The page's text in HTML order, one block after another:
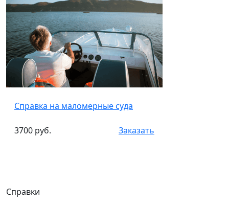
Справка на маломерные суда
3700 руб. Заказать
Справки